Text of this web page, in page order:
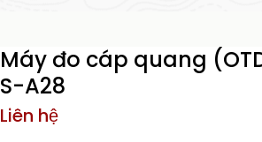
Máy đo cáp quang
S-A28
Liên hệ